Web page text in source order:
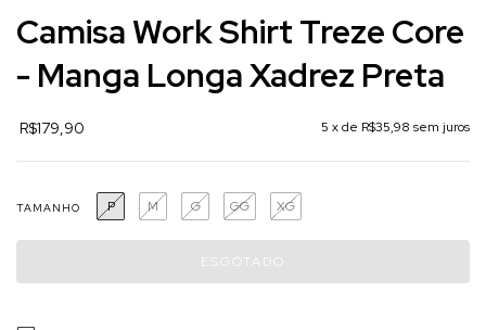
Camisa Work Shirt Treze Core
- Manga Longa Xadrez Preta
R$179,90 5 x de R$35,98 sem juros
TAMANHO P M G GG XG